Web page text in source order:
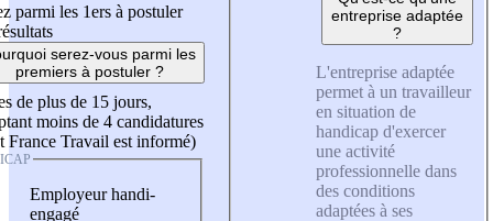
parmi les 1ers à postuler
serez-vous parmi les
premiers à postuler ?
de plus de 15 jours,
moins de 4 candidatures
France Travail est informé)
Employeur handi-
engagé
entreprise adaptée
?
L'entreprise adaptée
permet à un travailleur
en situation de
handicap d'exercer
une activité
professionnelle dans
des conditions
adaptées à ses